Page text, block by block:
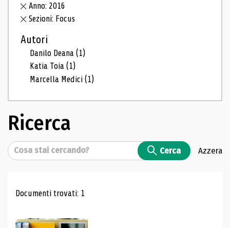
Anno: 2016
Sezioni: Focus
Autori
Danilo Deana(1)
Katia Toia(1)
Marcella Medici(1)
Ricerca
Cerca Cerca Azzera
Risultati di ricerca
Documenti trovati: 1